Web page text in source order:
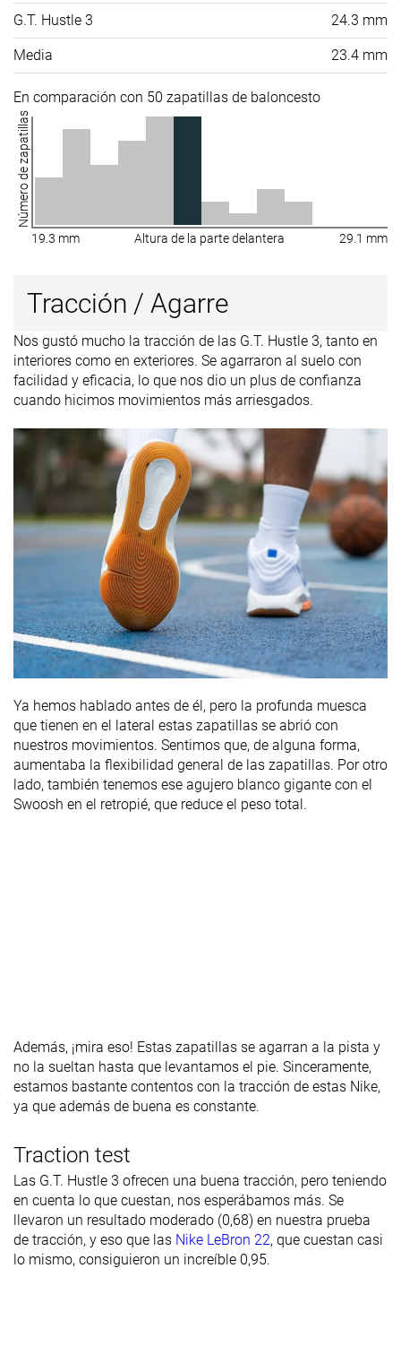
G.T. Hustle 3 24.3 mm
Media 23.4 mm
En comparación con 50 zapatillas de baloncesto
Número de zapatillas
19.3 mm Altura de la parte delantera 29.1 mm
Tracción / Agarre
Nos gustó mucho la tracción de las G.T. Hustle 3, tanto en
interiores como en exteriores. Se agarraron al suelo con
facilidad y eficacia, lo que nos dio un plus de confianza
cuando hicimos movimientos más arriesgados.
Ya hemos hablado antes de él, pero la profunda muesca
que tienen en el lateral estas zapatillas se abrió con
nuestros movimientos. Sentimos que, de alguna forma,
aumentaba la flexibilidad general de las zapatillas. Por otro
lado, también tenemos ese agujero blanco gigante con el
Swoosh en el retropié, que reduce el peso total.
Además, ¡mira eso! Estas zapatillas se agarran a la pista y
no la sueltan hasta que levantamos el pie. Sinceramente,
estamos bastante contentos con la tracción de estas Nike,
ya que además de buena es constante.
Traction test
Las G.T. Hustle 3 ofrecen una buena tracción, pero teniendo
en cuenta lo que cuestan, nos esperábamos más. Se
llevaron un resultado moderado (0,68) en nuestra prueba
de tracción, y eso que las Nike LeBron 22, que cuestan casi
lo mismo, consiguieron un increíble 0,95.